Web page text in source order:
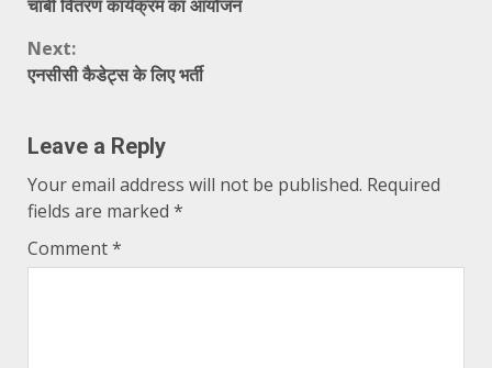
Reading
चाबी वितरण कार्यक्रम का आयोजन
Next:
एनसीसी कैडेट्स के लिए भर्ती
Leave a Reply
Your email address will not be published. Required
fields are marked *
Comment*